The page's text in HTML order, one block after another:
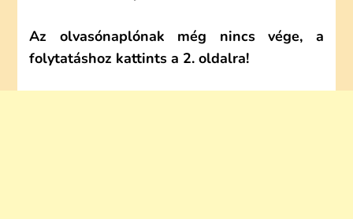
Az olvasónaplónak még nincs vége, a
folytatáshoz kattints a 2. oldalra!